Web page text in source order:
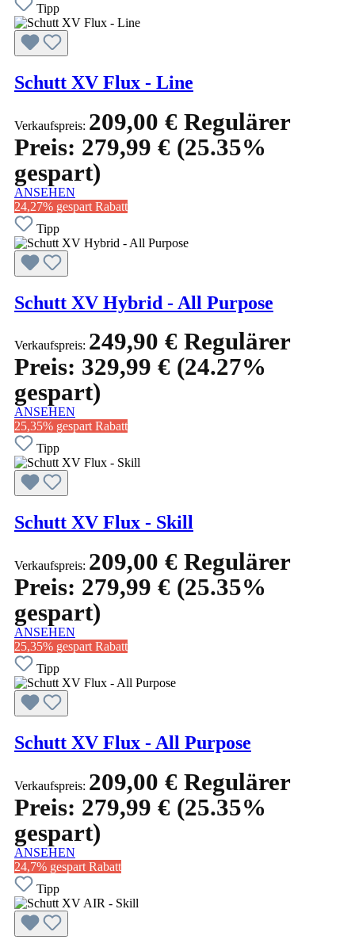
Tipp
Schutt XV Flux - Line
Verkaufspreis: 209,00 € Regulärer
Preis: 279,99 € (25.35%
gespart)
ANSEHEN
24,27% gespart Rabatt
Tipp
Schutt XV Hybrid - All Purpose
Verkaufspreis: 249,90 € Regulärer
Preis: 329,99 € (24.27%
gespart)
ANSEHEN
25,35% gespart Rabatt
Tipp
Schutt XV Flux - Skill
Verkaufspreis: 209,00 € Regulärer
Preis: 279,99 € (25.35%
gespart)
ANSEHEN
25,35% gespart Rabatt
Tipp
Schutt XV Flux - All Purpose
Verkaufspreis: 209,00 € Regulärer
Preis: 279,99 € (25.35%
gespart)
ANSEHEN
24,7% gespart Rabatt
Tipp